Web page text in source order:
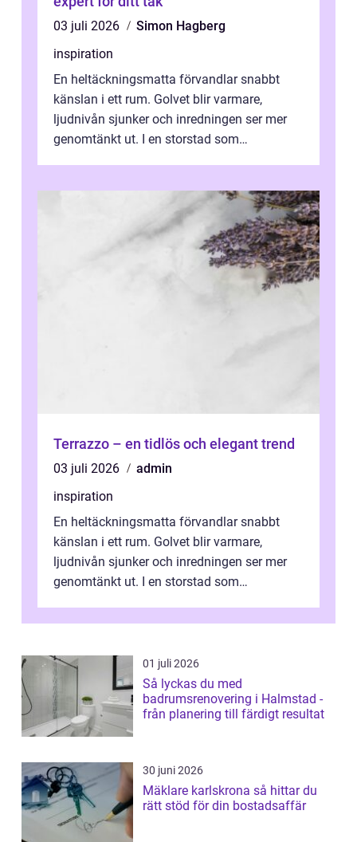
03 juli 2026
Simon Hagberg
inspiration
En heltäckningsmatta förvandlar snabbt
känslan i ett rum. Golvet blir varmare,
ljudnivån sjunker och inredningen ser mer
genomtänkt ut. I en storstad som
Terrazzo – en tidlös och elegant trend
03 juli 2026
admin
inspiration
En heltäckningsmatta förvandlar snabbt
känslan i ett rum. Golvet blir varmare,
ljudnivån sjunker och inredningen ser mer
genomtänkt ut. I en storstad som
granna...
01 juli 2026
Så lyckas du med
badrumsrenovering i Halmstad -
från planering till färdigt resultat
30 juni 2026
Mäklare karlskrona så hittar du
rätt stöd för din bostadsaffär